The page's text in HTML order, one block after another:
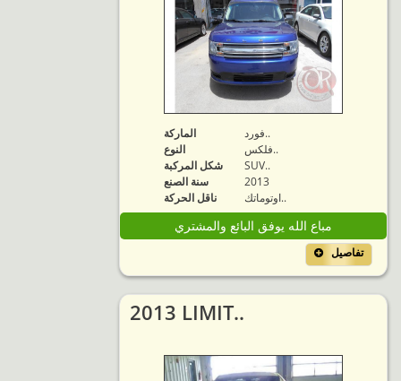
الماركة
فورد..
النوع
فلكس..
شكل المركبة
SUV..
سنة الصنع
2013
ناقل الحركة
اوتوماتك..
مباع الله يوفق البائع والمشتري
تفاصيل
2013 LIMIT..